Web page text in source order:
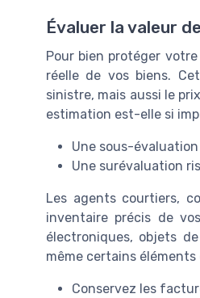
Évaluer la valeur
Pour bien protéger
réelle de vos biens.
sinistre, mais aussi le
estimation est-elle si
Une sous-
Une surévaluation
Les agents courtiers,
inventaire précis de
électroniques, objets
même certains
Conservez les